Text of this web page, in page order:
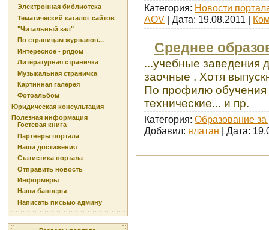
Электронная библиотека
Тематический каталог сайтов
"Читальный зал"
По страницам журналов...
Интересное - рядом
Литературная страничка
Музыкальная страничка
Картинная галерея
Фотоальбом
Юридическая консультация
Полезная информация
Гостевая книга
Партнёры портала
Наши достижения
Статистика портала
Отправить новость
Информеры
Наши баннеры
Написать письмо админу
Категория: Новости
AOV | Дата: 19.08.2011
Среднее
...учебные заведения
заочные . Хотя
По профилю
технические... и пр.
Категория: Образование
Добавил: ялатан | Дата: